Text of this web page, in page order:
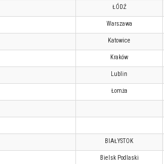
ŁÓDŹ
Warszawa
Katowice
Kraków
Lublin
Łomża
BIAŁYSTOK
Bielsk Podlaski